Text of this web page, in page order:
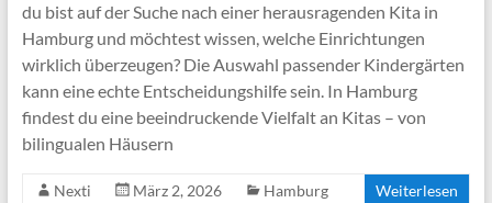
du bist auf der Suche nach einer herausragenden Kita in
Hamburg und möchtest wissen, welche Einrichtungen
wirklich überzeugen? Die Auswahl passender Kindergärten
kann eine echte Entscheidungshilfe sein. In Hamburg
findest du eine beeindruckende Vielfalt an Kitas – von
bilingualen Häusern
Nexti März 2, 2026 Hamburg Weiterlesen